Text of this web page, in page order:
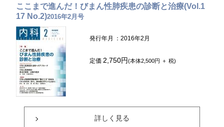
ここまで進んだ！びまん性肺疾患の診断と治療(Vol.1
17 No.2)2016年2月号
発行年月 ：2016年2月
定価2,750円(本体2,500円 ＋ 税)
詳しく見る